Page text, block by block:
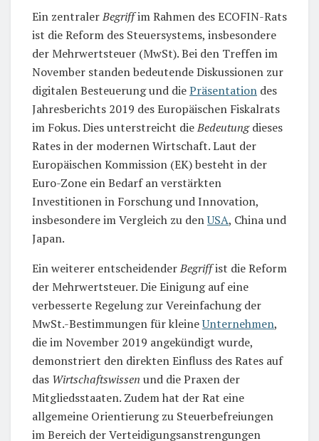
Ein zentralerBegriffim Rahmen des ECOFIN-Rats
ist die Reform des Steuersystems, insbesondere
der Mehrwertsteuer (MwSt). Bei den Treffen im
November standen bedeutende Diskussionen zur
digitalen Besteuerung und diePräsentation des
Jahresberichts 2019 des Europäischen Fiskalrats
im Fokus. Dies unterstreicht dieBedeutungdieses
Rates in der modernen Wirtschaft. Laut der
Europäischen Kommission (EK) besteht in der
Euro-Zone ein Bedarf an verstärkten
Investitionen in Forschung und Innovation,
insbesondere im Vergleich zu denUSA, China und
Japan.
Ein weiterer entscheidenderBegriffist die Reform
der Mehrwertsteuer. Die Einigung auf eine
verbesserte Regelung zur Vereinfachung der
MwSt.-Bestimmungen für kleineUnternehmen,
die im November 2019 angekündigt wurde,
demonstriert den direkten Einfluss des Rates auf
das Wirtschaftswissen und die Praxen der
Mitgliedsstaaten. Zudem hat der Rat eine
allgemeine Orientierung zu Steuerbefreiungen
im Bereich der Verteidigungsanstrengungen